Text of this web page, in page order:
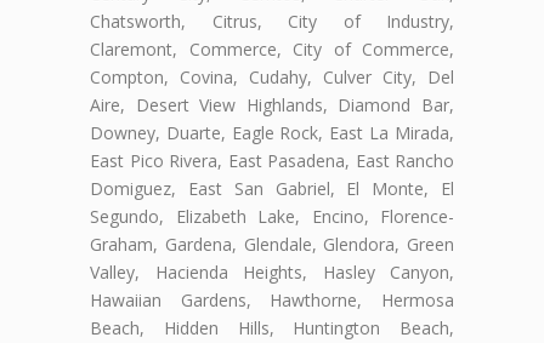
Chatsworth, Citrus, City of Industry,
Claremont, Commerce, City of Commerce,
Compton, Covina, Cudahy, Culver City, Del
Aire, Desert View Highlands, Diamond Bar,
Downey, Duarte, Eagle Rock, East La Mirada,
East Pico Rivera, East Pasadena, East Rancho
Domiguez, East San Gabriel, El Monte, El
Segundo, Elizabeth Lake, Encino, Florence-
Graham, Gardena, Glendale, Glendora, Green
Valley, Hacienda Heights, Hasley Canyon,
Hawaiian Gardens, Hawthorne, Hermosa
Beach, Hidden Hills, Huntington Beach,